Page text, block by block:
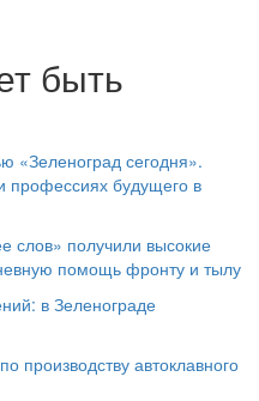
быть
«Зеленоград сегодня».
профессиях будущего в
слов» получили высокие
помощь фронту и тылу
в Зеленограде
производству автоклавного